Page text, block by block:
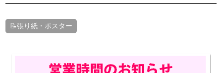
📝張り紙・ポスター